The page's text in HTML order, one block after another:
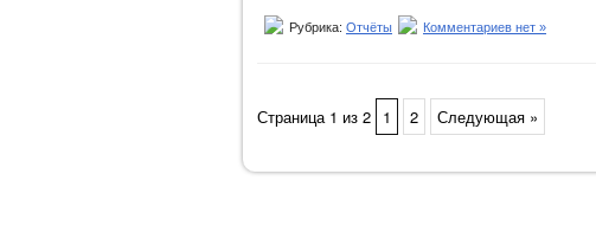
Рубрика: Отчёты Комментариев нет »
Страница 1 из 2 1 2 Следующая »